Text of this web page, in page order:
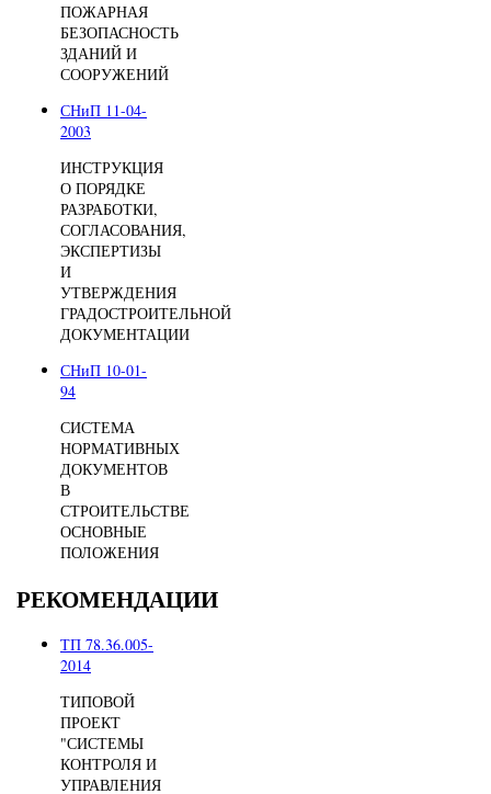
ПОЖАРНАЯ
БЕЗОПАСНОСТЬ
ЗДАНИЙ И
СООРУЖЕНИЙ
СНиП 11-04-
2003
ИНСТРУКЦИЯ
О ПОРЯДКЕ
РАЗРАБОТКИ,
СОГЛАСОВАНИЯ,
ЭКСПЕРТИЗЫ
И
УТВЕРЖДЕНИЯ
ГРАДОСТРОИТЕЛЬНОЙ
ДОКУМЕНТАЦИИ
СНиП 10-01-
94
СИСТЕМА
НОРМАТИВНЫХ
ДОКУМЕНТОВ
В
СТРОИТЕЛЬСТВЕ
ОСНОВНЫЕ
ПОЛОЖЕНИЯ
РЕКОМЕНДАЦИИ
ТП 78.36.005-
2014
ТИПОВОЙ
ПРОЕКТ
"СИСТЕМЫ
КОНТРОЛЯ И
УПРАВЛЕНИЯ